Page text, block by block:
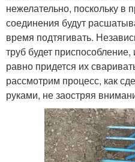
нежелательно, поскольку в
соединения будут
время подтягивать.
труб будет
равно придется их
рассмотрим процесс, как
руками, не заостряя